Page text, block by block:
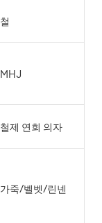
철
MHJ
철제 연회 의자
가죽/벨벳/린넨